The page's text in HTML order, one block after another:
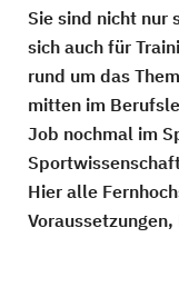
Sie sind nicht nur
sich auch für
rund um das
mitten im
Job nochmal im
Hier alle